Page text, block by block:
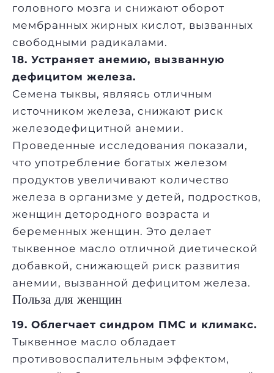
головного мозга и снижают оборот
мембранных жирных кислот, вызванных
свободными радикалами.
18. Устраняет анемию, вызванную
дефицитом железа.
Семена тыквы, являясь отличным
источником железа, снижают риск
железодефицитной анемии.
Проведенные исследования показали,
что употребление богатых железом
продуктов увеличивают количество
железа в организме у детей, подростков,
женщин детородного возраста и
беременных женщин. Это делает
тыквенное масло отличной диетической
добавкой, снижающей риск развития
анемии, вызванной дефицитом железа.
Польза для женщин
19. Облегчает синдром ПМС и климакс.
Тыквенное масло обладает
противовоспалительным эффектом,